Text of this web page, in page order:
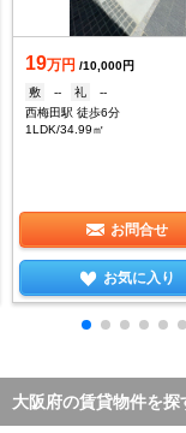
19万円 /10,000円
敷
-- 礼
--
西梅田駅 徒歩6分
1LDK/34.99㎡
お問合せ
お気に入り
大阪府の賃貸物件を探